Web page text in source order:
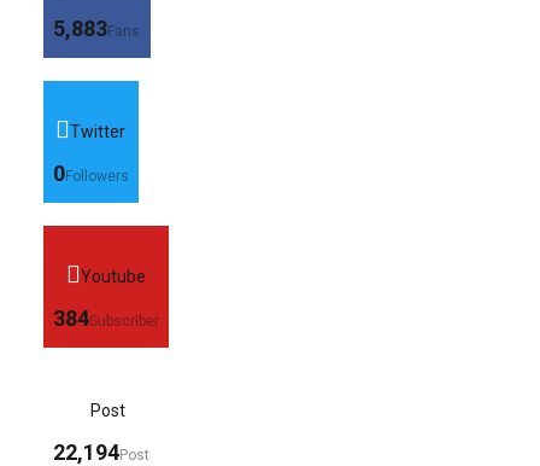
5,883Fans
Twitter
0Followers
Youtube
384Subscriber
Post
22,194Post